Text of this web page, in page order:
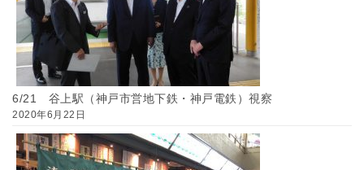
6/21 谷上駅（神戸市営地下鉄・神戸電鉄）視察
2020年6月22日